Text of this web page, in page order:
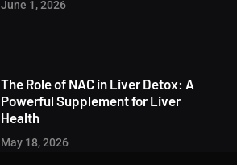
June 1, 2026
The Role of NAC in Liver Detox: A
Powerful Supplement for Liver
Health
May 18, 2026